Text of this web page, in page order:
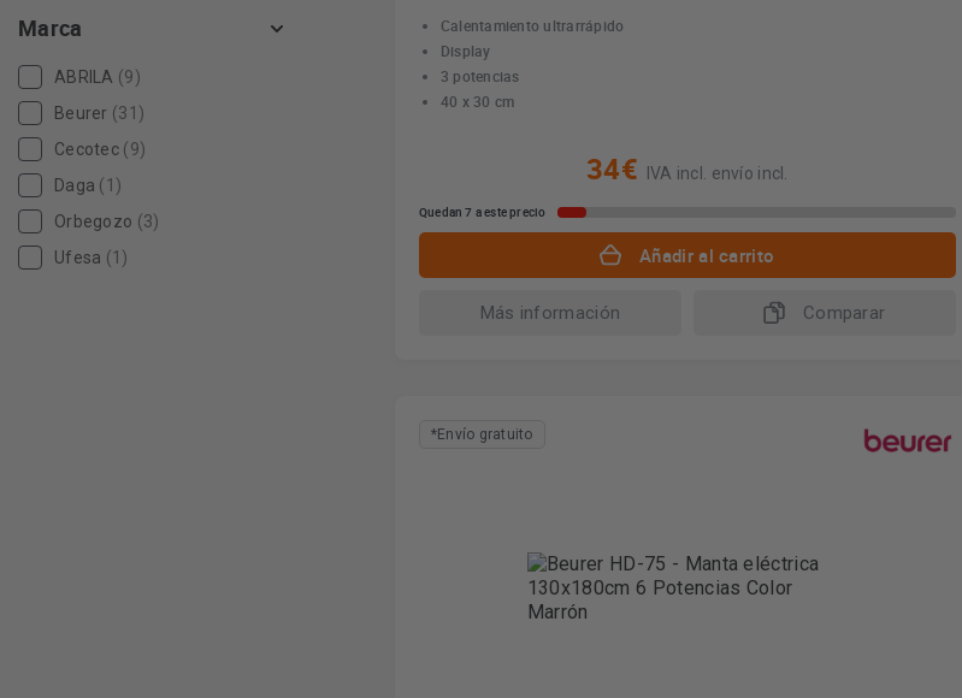
Marca
ABRILA (9)
Beurer (31)
Cecotec (9)
Daga (1)
Orbegozo (3)
Ufesa (1)
Calentamiento ultrarrápido
Display
3 potencias
40 x 30 cm
34€ IVA incl. envío incl.
Quedan 7 a este precio
Añadir al carrito
Más información Comparar
*Envío gratuito